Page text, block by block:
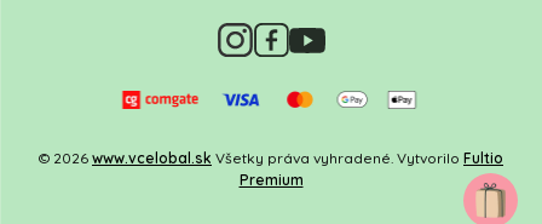
© 2026 www.vcelobal.sk Všetky práva vyhradené. Vytvorilo Fultio
Premium